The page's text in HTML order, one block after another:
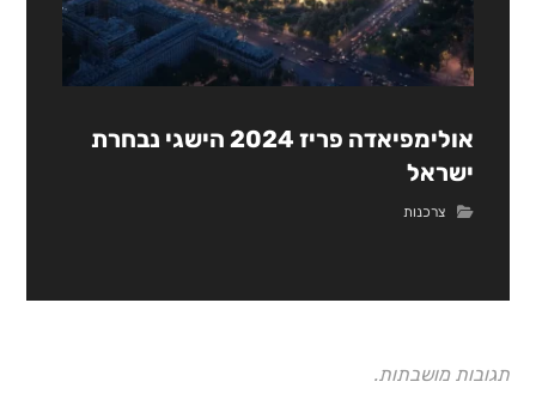
אולימפיאדה פריז 2024 הישגי נבחרת
ישראל
צרכנות
תגובות מושבתות.